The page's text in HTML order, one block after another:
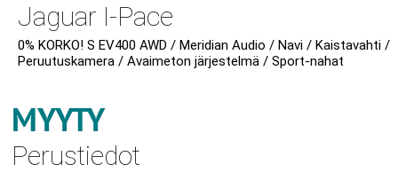
Jaguar I-Pace
0% KORKO! S EV400 AWD / Meridian Audio / Navi / Kaistavahti /
Peruutuskamera / Avaimeton järjestelmä / Sport-nahat
MYYTY
Perustiedot